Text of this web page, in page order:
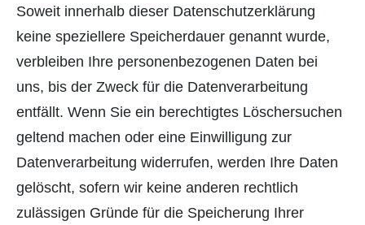
Soweit innerhalb dieser Datenschutzerklärung
keine speziellere Speicherdauer genannt wurde,
verbleiben Ihre personenbezogenen Daten bei
uns, bis der Zweck für die Datenverarbeitung
entfällt. Wenn Sie ein berechtigtes Löschersuchen
geltend machen oder eine Einwilligung zur
Datenverarbeitung widerrufen, werden Ihre Daten
gelöscht, sofern wir keine anderen rechtlich
zulässigen Gründe für die Speicherung Ihrer